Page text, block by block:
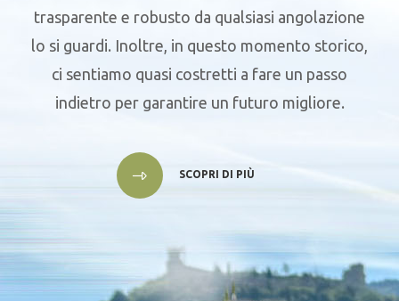
trasparente e robusto da qualsiasi angolazione
lo si guardi. Inoltre, in questo momento storico,
ci sentiamo quasi costretti a fare un passo
indietro per garantire un futuro migliore.
SCOPRI DI PIÙ